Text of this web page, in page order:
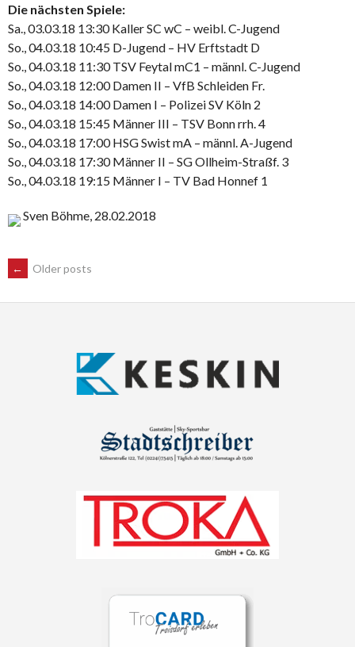
Die nächsten Spiele:
Sa., 03.03.18 13:30 Kaller SC wC – weibl. C-Jugend
So., 04.03.18 10:45 D-Jugend – HV Erftstadt D
So., 04.03.18 11:30 TSV Feytal mC1 – männl. C-Jugend
So., 04.03.18 12:00 Damen II – VfB Schleiden Fr.
So., 04.03.18 14:00 Damen I – Polizei SV Köln 2
So., 04.03.18 15:45 Männer III – TSV Bonn rrh. 4
So., 04.03.18 17:00 HSG Swist mA – männl. A-Jugend
So., 04.03.18 17:30 Männer II – SG Ollheim-Straßf. 3
So., 04.03.18 19:15 Männer I – TV Bad Honnef 1
Sven Böhme, 28.02.2018
POSTS
← Older posts